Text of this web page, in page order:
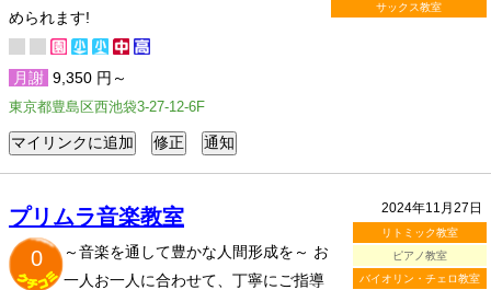
サックス教室
められます!
月謝 9,350 円～
東京都豊島区西池袋3-27-12-6F
2024年11月27日
リトミック教室
ピアノ教室
バイオリン・チェロ教室
プリムラ音楽教室
0
～音楽を通して豊かな人間形成を～ お
一人お一人に合わせて、丁寧にご指導